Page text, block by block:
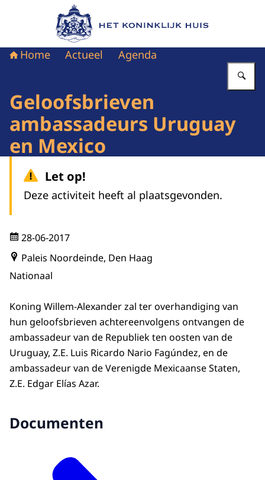
Naar de homepage van Het Koninklijk Huis
Home Actueel Agenda
Geloofsbrieven
ambassadeurs Uruguay
en Mexico
Let op!
Deze activiteit heeft al plaatsgevonden.
28-06-2017
Paleis Noordeinde, Den Haag
Nationaal
Koning Willem-Alexander zal ter overhandiging van
hun geloofsbrieven achtereenvolgens ontvangen de
ambassadeur van de Republiek ten oosten van de
Uruguay, Z.E. Luis Ricardo Nario Fagúndez, en de
ambassadeur van de Verenigde Mexicaanse Staten,
Z.E. Edgar Elías Azar.
Documenten